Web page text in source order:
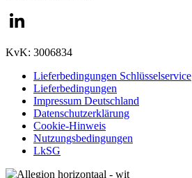
KvK: 3006834
Lieferbedingungen Schlüsselservice
Lieferbedingungen
Impressum Deutschland
Datenschutzerklärung
Cookie-Hinweis
Nutzungsbedingungen
LkSG